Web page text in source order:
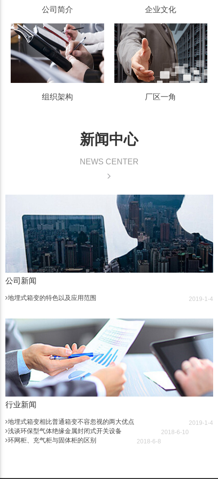
公司简介 企业文化
组织架构 厂区一角
新闻中心
NEWS CENTER
公司新闻
地埋式箱变的特色以及应用范围 2019-1-4
行业新闻
地埋式箱变相比普通箱变不容忽视的两大优点 2019-1-4
浅谈环保型气体绝缘金属封闭式开关设备 2018-6-10
环网柜、充气柜与固体柜的区别 2018-6-8